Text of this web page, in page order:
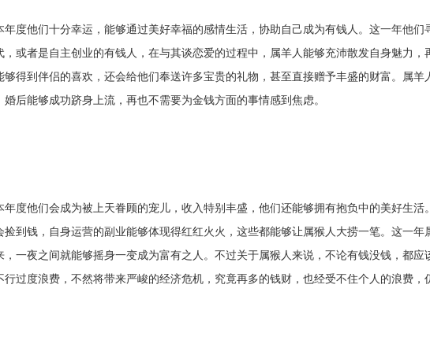
他们十分幸运，能够通过美好幸福的感情生活，协助自己成为有钱人。这一年他们
，或者是自主创业的有钱人，在与其谈恋爱的过程中，属羊人能够充沛散发自身魅力，
得到伴侣的喜欢，还会给他们奉送许多宝贵的礼物，甚至直接赠予丰盛的财富。属羊
后能够成功跻身上流，再也不需要为金钱方面的事情感到焦虑。
度他们会成为被上天眷顾的宠儿，收入特别丰盛，他们还能够拥有抱负中的美好生活
到钱，自身运营的副业能够体现得红红火火，这些都能够让属猴人大捞一笔。这一年
一夜之间就能够摇身一变成为富有之人。不过关于属猴人来说，不论有钱没钱，都应
过度浪费，不然将带来严峻的经济危机，究竟再多的钱财，也经受不住个人的浪费，